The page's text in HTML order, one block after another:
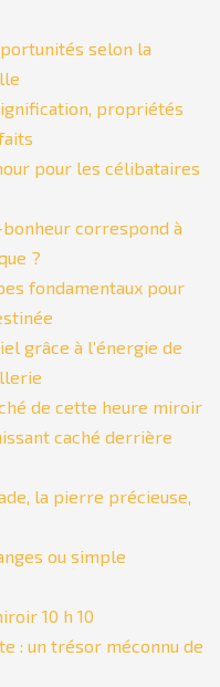
selon la
propriétés
pour les célibataires
correspond à
?
fondamentaux pour
grâce à l’énergie de
de cette heure miroir
caché derrière
la pierre précieuse,
ou simple
10 h 10
: un trésor méconnu de